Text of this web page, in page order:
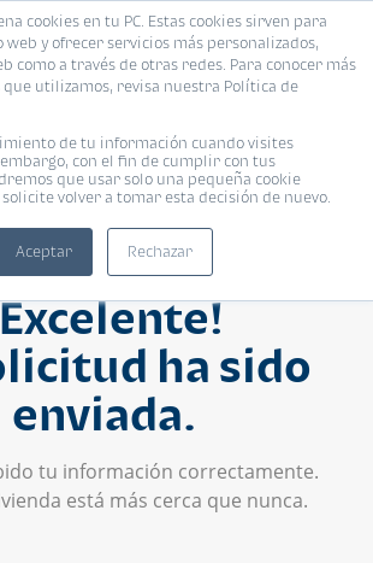
cookies en tu PC. Estas cookies sirven para
y ofrecer servicios más personalizados,
como a través de otras redes. Para conocer más
que utilizamos, revisa nuestra Política de
de tu información cuando visites
con el fin de cumplir con tus
que usar solo una pequeña cookie
volver a tomar esta decisión de nuevo.
Aceptar Rechazar
ha sido
enviada.
tu información correctamente.
está más cerca que nunca.